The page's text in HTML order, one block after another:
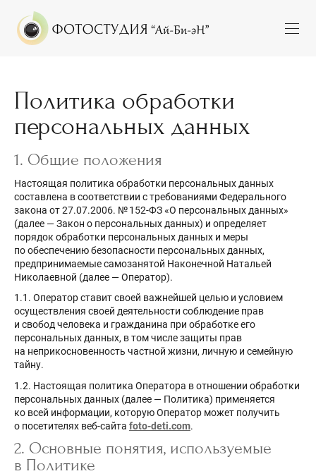
Политика обработки
персональных данных
1. Общие положения
Настоящая политика обработки персональных данных
составлена в соответствии с требованиями Федерального
закона от 27.07.2006. № 152-ФЗ «О персональных данных»
(далее — Закон о персональных данных) и определяет
порядок обработки персональных данных и меры
по обеспечению безопасности персональных данных,
предпринимаемые самозанятой Наконечной Натальей
Николаевной (далее — Оператор).
1.1. Оператор ставит своей важнейшей целью и условием
осуществления своей деятельности соблюдение прав
и свобод человека и гражданина при обработке его
персональных данных, в том числе защиты прав
на неприкосновенность частной жизни, личную и семейную
тайну.
1.2. Настоящая политика Оператора в отношении обработки
персональных данных (далее — Политика) применяется
ко всей информации, которую Оператор может получить
о посетителях веб-сайта foto-deti.com.
2. Основные понятия, используемые
в Политике